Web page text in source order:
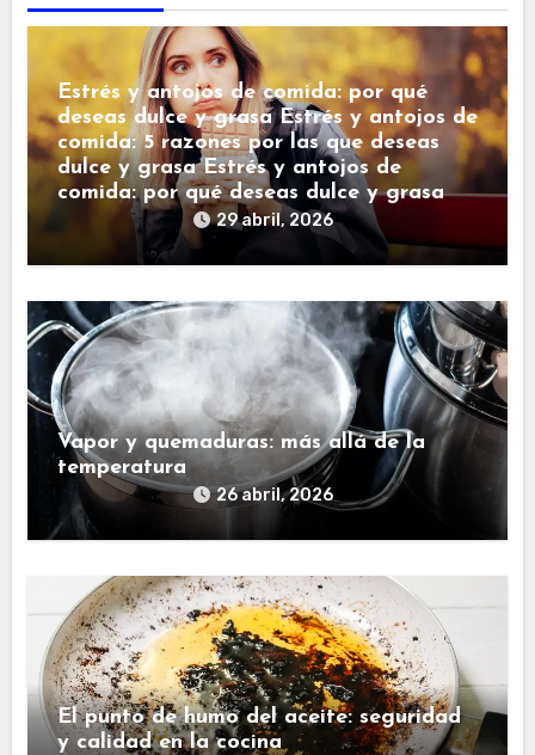
Estrés y antojos de comida: por qué
deseas dulce y grasa Estrés y antojos de
comida: 5 razones por las que deseas
dulce y grasa Estrés y antojos de
comida: por qué deseas dulce y grasa
29 abril, 2026
Vapor y quemaduras: más allá de la
temperatura
26 abril, 2026
El punto de humo del aceite: seguridad
y calidad en la cocina